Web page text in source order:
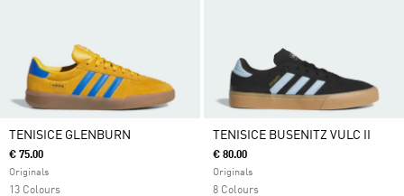
TENISICE GLENBURN
€ 75.00
Originals
13 Colours
TENISICE BUSENITZ VULC II
€ 80.00
Originals
8 Colours